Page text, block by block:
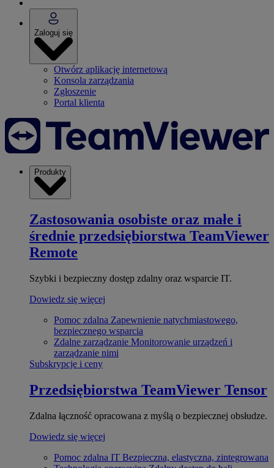
Zaloguj się
Otwórz aplikację internetową
Konsola zarządzania
Zgłoszenie
Portal klienta
Produkty
Zastosowania osobiste oraz małe i
średnie przedsiębiorstwa TeamViewer
Remote
Szybki i bezpieczny dostęp zdalny oraz wsparcie IT.
Dowiedz się więcej
Pomoc zdalna Zapewnienie natychmiastowego,
bezpiecznego wsparcia
Zdalne zarządzanie Monitorowanie urządzeń i
zarządzanie nimi
Subskrypcje i ceny
Przedsiębiorstwa TeamViewer Tensor
Zdalna łączność opracowana z myślą o bezpiecznej obsłudze.
Dowiedz się więcej
Pomoc zdalna IT Bezpieczna, elastyczna, zintegrowana